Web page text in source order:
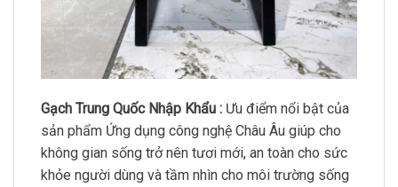
Gạch Trung Quốc Nhập Khẩu : Ưu điểm nổi bật của
sản phẩm Ứng dụng công nghệ Châu Âu giúp cho
không gian sống trở nên tươi mới, an toàn cho sức
khỏe người dùng và tầm nhìn cho môi trường sống